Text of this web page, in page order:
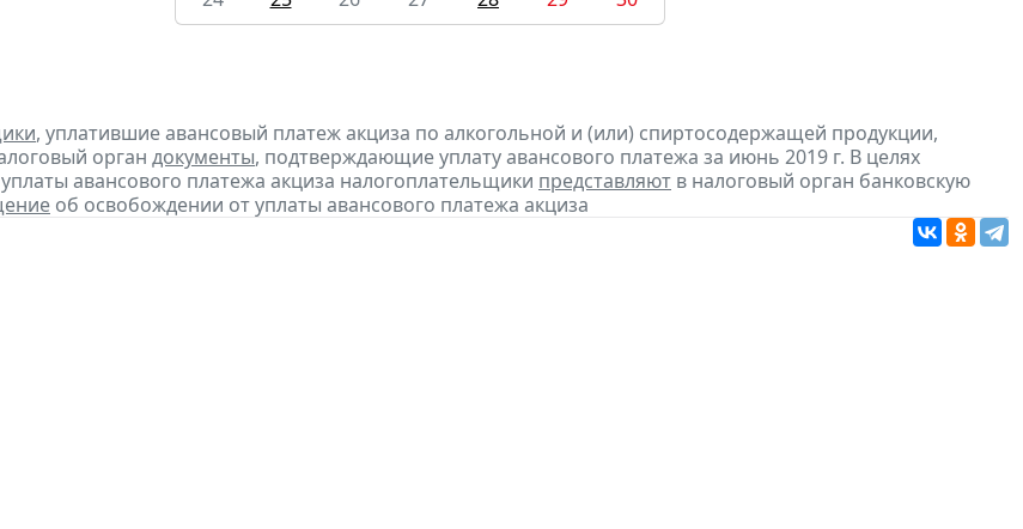
, уплатившие авансовый платеж акциза по алкогольной и (или) спиртосодержащей продукции,
орган документы, подтверждающие уплату авансового платежа за июнь 2019 г. В целях
авансового платежа акциза налогоплательщики представляют в налоговый орган банковскую
об освобождении от уплаты авансового платежа акциза